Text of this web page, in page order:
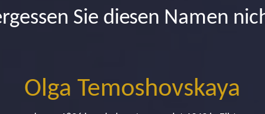
Sie diesen Namen
Olga Temoshovskaya